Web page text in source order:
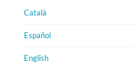
Català
Español
English